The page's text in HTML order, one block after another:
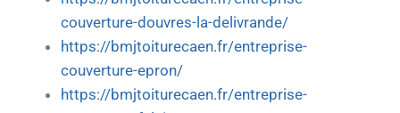
couverture-douvres-la-delivrande/
https://bmjtoiturecaen.fr/entreprise-
couverture-epron/
https://bmjtoiturecaen.fr/entreprise-